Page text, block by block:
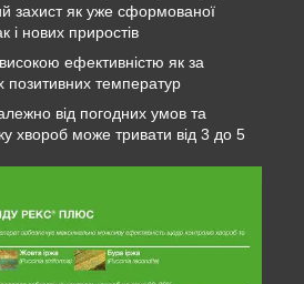
захист як уже сформованої
і нових приростів
ефективністю як за
позитивних температур
від погодних умов та
хвороб може тривати від 3 до 5